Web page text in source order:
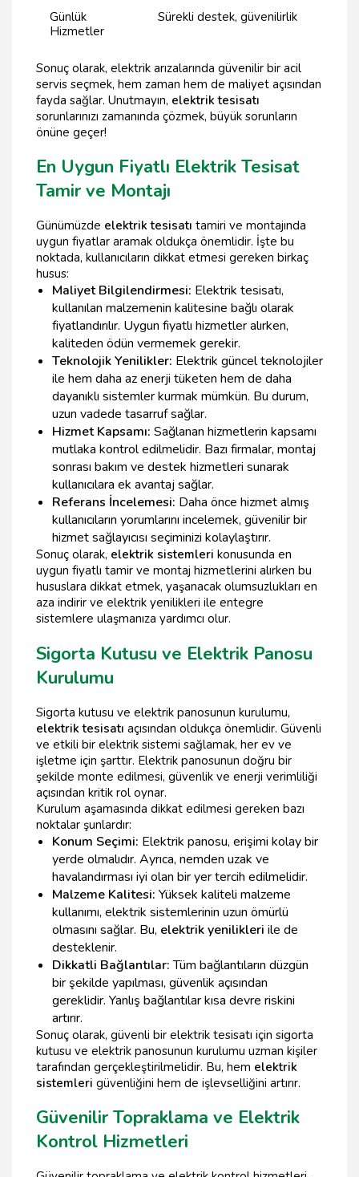
Günlük
Hizmetler
Sürekli destek, güvenilirlik
Sonuç olarak, elektrik arızalarında güvenilir bir acil
servis seçmek, hem zaman hem de maliyet açısından
fayda sağlar. Unutmayın, elektrik tesisatı
sorunlarınızı zamanında çözmek, büyük sorunların
önüne geçer!
En Uygun Fiyatlı Elektrik Tesisat
Tamir ve Montajı
Günümüzde elektrik tesisatı tamiri ve montajında
uygun fiyatlar aramak oldukça önemlidir. İşte bu
noktada, kullanıcıların dikkat etmesi gereken birkaç
husus:
Maliyet Bilgilendirmesi: Elektrik tesisatı,
kullanılan malzemenin kalitesine bağlı olarak
fiyatlandırılır. Uygun fiyatlı hizmetler alırken,
kaliteden ödün vermemek gerekir.
Teknolojik Yenilikler: Elektrik güncel teknolojiler
ile hem daha az enerji tüketen hem de daha
dayanıklı sistemler kurmak mümkün. Bu durum,
uzun vadede tasarruf sağlar.
Hizmet Kapsamı: Sağlanan hizmetlerin kapsamı
mutlaka kontrol edilmelidir. Bazı firmalar, montaj
sonrası bakım ve destek hizmetleri sunarak
kullanıcılara ek avantaj sağlar.
Referans İncelemesi: Daha önce hizmet almış
kullanıcıların yorumlarını incelemek, güvenilir bir
hizmet sağlayıcısı seçiminizi kolaylaştırır.
Sonuç olarak, elektrik sistemleri konusunda en
uygun fiyatlı tamir ve montaj hizmetlerini alırken bu
hususlara dikkat etmek, yaşanacak olumsuzlukları en
aza indirir ve elektrik yenilikleri ile entegre
sistemlere ulaşmanıza yardımcı olur.
Sigorta Kutusu ve Elektrik Panosu
Kurulumu
Sigorta kutusu ve elektrik panosunun kurulumu,
elektrik tesisatı açısından oldukça önemlidir. Güvenli
ve etkili bir elektrik sistemi sağlamak, her ev ve
işletme için şarttır. Elektrik panosunun doğru bir
şekilde monte edilmesi, güvenlik ve enerji verimliliği
açısından kritik rol oynar.
Kurulum aşamasında dikkat edilmesi gereken bazı
noktalar şunlardır:
Konum Seçimi: Elektrik panosu, erişimi kolay bir
yerde olmalıdır. Ayrıca, nemden uzak ve
havalandırması iyi olan bir yer tercih edilmelidir.
Malzeme Kalitesi: Yüksek kaliteli malzeme
kullanımı, elektrik sistemlerinin uzun ömürlü
olmasını sağlar. Bu, elektrik yenilikleri ile de
desteklenir.
Dikkatli Bağlantılar:Tüm bağlantıların düzgün
bir şekilde yapılması, güvenlik açısından
gereklidir. Yanlış bağlantılar kısa devre riskini
artırır.
Sonuç olarak, güvenli bir elektrik tesisatı için sigorta
kutusu ve elektrik panosunun kurulumu uzman kişiler
tarafından gerçekleştirilmelidir. Bu, hem elektrik
sistemleri güvenliğini hem de işlevselliğini artırır.
Güvenilir Topraklama ve Elektrik
Kontrol Hizmetleri